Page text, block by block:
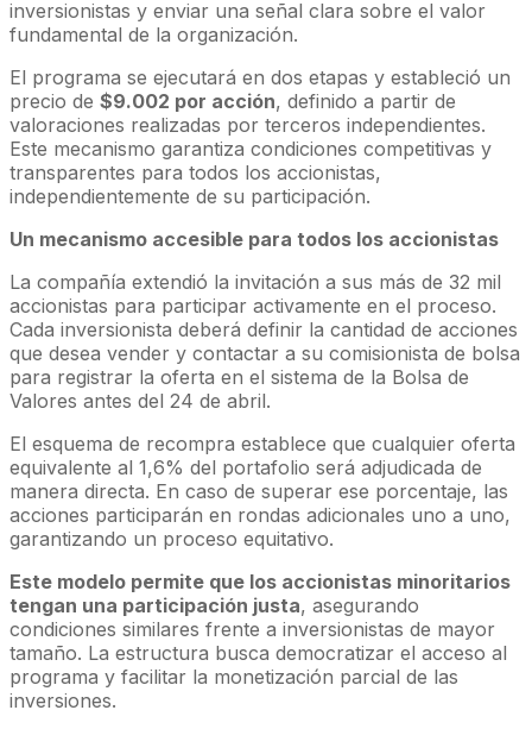
inversionistas y enviar una señal clara sobre el valor
fundamental de la organización.
El programa se ejecutará en dos etapas y estableció un
precio de $9.002 por acción, definido a partir de
valoraciones realizadas por terceros independientes.
Este mecanismo garantiza condiciones competitivas y
transparentes para todos los accionistas,
independientemente de su participación.
Un mecanismo accesible para todos los accionistas
La compañía extendió la invitación a sus más de 32 mil
accionistas para participar activamente en el proceso.
Cada inversionista deberá definir la cantidad de acciones
que desea vender y contactar a su comisionista de bolsa
para registrar la oferta en el sistema de la Bolsa de
Valores antes del 24 de abril.
El esquema de recompra establece que cualquier oferta
equivalente al 1,6% del portafolio será adjudicada de
manera directa. En caso de superar ese porcentaje, las
acciones participarán en rondas adicionales uno a uno,
garantizando un proceso equitativo.
Este modelo permite que los accionistas minoritarios
tengan una participación justa, asegurando
condiciones similares frente a inversionistas de mayor
tamaño. La estructura busca democratizar el acceso al
programa y facilitar la monetización parcial de las
inversiones.